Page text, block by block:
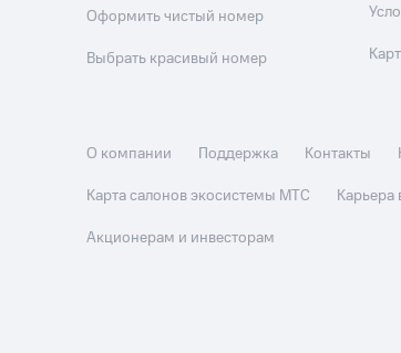
Оформить чистый номер
Выбрать красивый номер
О компании Поддержка Контакты
Карта салонов экосистемы МТС
Акционерам и инвесторам